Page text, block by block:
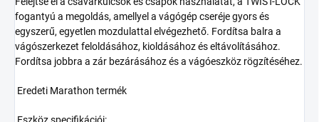
fogantyú a megoldás, amellyel a vágógép cseréje gyors és
egyszerű, egyetlen mozdulattal elvégezhető. Fordítsa balra a
vágószerkezet feloldásához, kioldásához és eltávolításához.
Fordítsa jobbra a zár bezárásához és a vágóeszköz rögzítéséhez.
Eredeti Marathon termék